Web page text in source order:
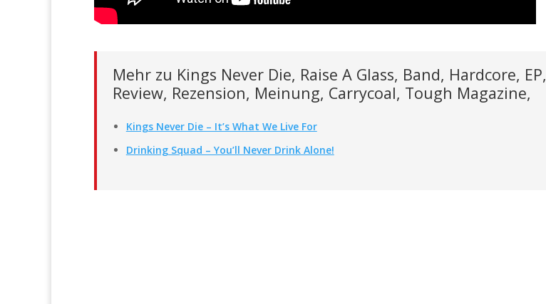
Mehr zu Kings Never Die, Raise A Glass, Band, Hardcore, EP,
Review, Rezension, Meinung, Carrycoal, Tough Magazine,
Kings Never Die – It’s What We Live For
Drinking Squad – You’ll Never Drink Alone!